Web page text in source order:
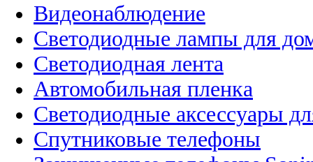
Видеонаблюдение
Светодиодные лампы для
Светодиодная лента
Автомобильная пленка
Светодиодные аксессуары
Спутниковые телефоны